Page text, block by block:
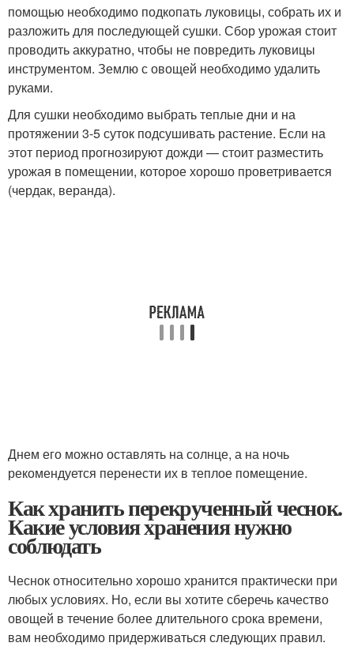
помощью необходимо подкопать луковицы, собрать их и
разложить для последующей сушки. Сбор урожая стоит
проводить аккуратно, чтобы не повредить луковицы
инструментом. Землю с овощей необходимо удалить
руками.
Для сушки необходимо выбрать теплые дни и на
протяжении 3-5 суток подсушивать растение. Если на
этот период прогнозируют дожди — стоит разместить
урожая в помещении, которое хорошо проветривается
(чердак, веранда).
Днем его можно оставлять на солнце, а на ночь
рекомендуется перенести их в теплое помещение.
Как хранить перекрученный чеснок.
Какие условия хранения нужно
соблюдать
Чеснок относительно хорошо хранится практически при
любых условиях. Но, если вы хотите сберечь качество
овощей в течение более длительного срока времени,
вам необходимо придерживаться следующих правил.